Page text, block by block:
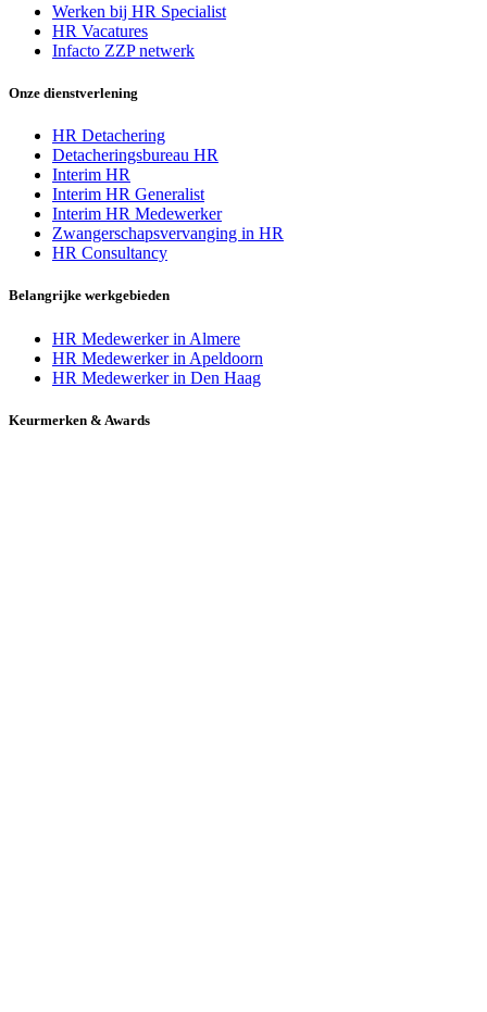
Werken bij HR Specialist
HR Vacatures
Infacto ZZP netwerk
Onze dienstverlening
HR Detachering
Detacheringsbureau HR
Interim HR
Interim HR Generalist
Interim HR Medewerker
Zwangerschapsvervanging in HR
HR Consultancy
Belangrijke werkgebieden
HR Medewerker in Almere
HR Medewerker in Apeldoorn
HR Medewerker in Den Haag
Keurmerken & Awards